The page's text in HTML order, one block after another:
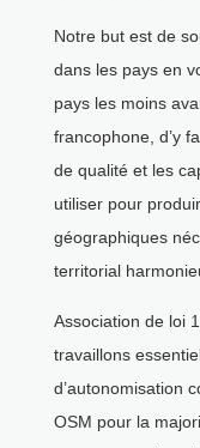
Notre but est de
dans les pays en
pays les moins
francophone, d’y
de qualité et les
utiliser pour
géographiques
territorial
Association de loi
travaillons
d’autonomisation
OSM pour la